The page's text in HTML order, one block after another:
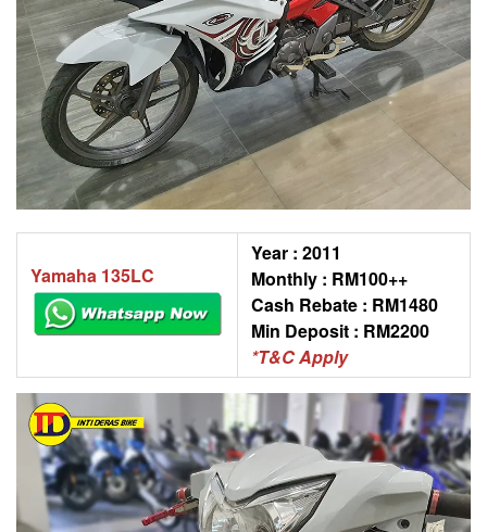
Yamaha 135LC
Year : 2011
Monthly : RM100++
Cash Rebate : RM1480
Min Deposit : RM2200
*T&C Apply